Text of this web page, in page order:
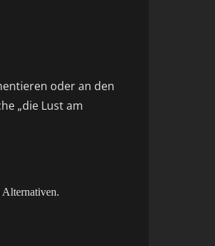
oder an den
„die Lust am
Alternativen.